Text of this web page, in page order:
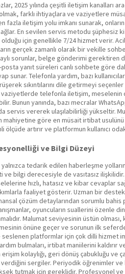
2025 yılında çeşitli iletişim kanalları
farklı ihtiyaçlara ve vaziyetlere
fazla iletişim yolu imkanı sunarak,
En sevilen servis metodu şüphesiz ki
olduğu için genellikle 7/24 hizmet verir.
gerçek zamanlı olarak bir vekille
sorunlar, belge gönderimi gerektiren
yanıt süreleri canlı sohbete göre
sunar. Telefonla yardım, bazı
sıkıntılarını dile getirmeyi seçenler
vaziyetlerde telefonla iletişim, meselenin
Bunun yanında, bazı mecralar
servis vererek ulaşılabilirliği yükseltir.
mahiyetine göre en müsait irtibat
artırır ve platformun kullanıcı
ve Bilgi Düzeyi
tedarik edilen haberleşme
bilgi derecesiyle de vasıtasız ilişkilidir.
hızlı, hatasız ve kibar cevaplar
faaliyet gösterir. Uzman bir
çözüm detaylarından sorumlu
oyuncuların suallerini özenle
Malumat seviyesinin üstün olması,
önüne geçer ve sorunun ilk seferde
platformlar için çok dilli hizmet
bulmaları, irtibat maniilerini kaldırır
kolaylığı, geri dönüş çabukluğu ve
sergiler. Periyodik öğrenimler ve
tutmak için gereklidir. Profesyonel ve